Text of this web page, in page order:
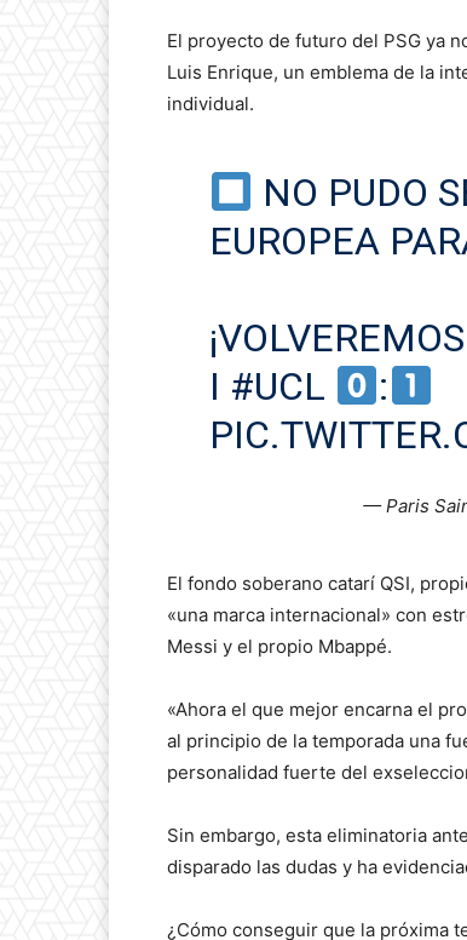
El proyecto de futuro del PSG ya
Luis Enrique, un emblema de la
individual.
NO PUDO
EUROPEA
I #UCL
:
— Paris
El fondo soberano catarí QSI,
«una marca internacional» con
Messi y el propio Mbappé.
«Ahora el que mejor encarna el
al principio de la temporada una
personalidad fuerte del
Sin embargo, esta eliminatoria
disparado las dudas y ha
¿Cómo conseguir que la próxima